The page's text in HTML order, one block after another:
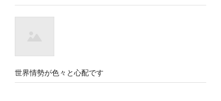
世界情勢が色々と心配です